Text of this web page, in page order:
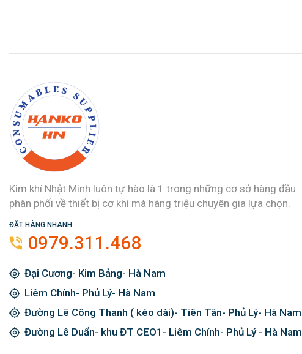
Kim khí Nhật Minh luôn tự hào là 1 trong những cơ sở hàng đầu
phân phối về thiết bị cơ khí mà hàng triệu chuyên gia lựa chọn.
ĐẶT HÀNG NHANH
0979.311.468
Đại Cương- Kim Bảng- Hà Nam
Liêm Chính- Phủ Lý- Hà Nam
Đường Lê Công Thanh ( kéo dài)- Tiên Tân- Phủ Lý- Hà Nam
Đường Lê Duẩn- khu ĐT CEO1- Liêm Chính- Phủ Lý - Hà Nam